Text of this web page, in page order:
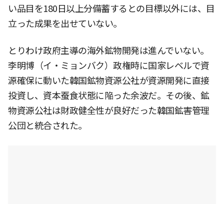
い品目を180日以上分備蓄するとの目標以外には、目
立った成果を出せていない。
とりわけ政府主導の海外鉱物開発は進んでいない。
李明博（イ・ミョンバク）政権時に国家レベルで資
源確保に動いた韓国鉱物資源公社が資源開発に直接
投資し、資本蚕食状態に陥った余波だ。その後、鉱
物資源公社は財政健全性が良好だった韓国鉱害管理
公団と統合された。